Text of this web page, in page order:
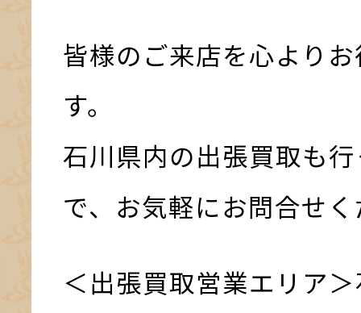
皆様のご来店を心より
す。
石川県内の出張買取も
で、お気軽にお問合せ
＜出張買取営業エリア